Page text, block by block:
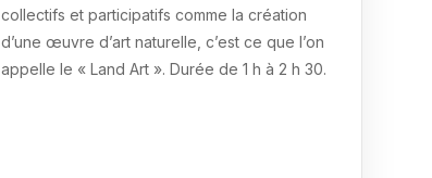
collectifs et participatifs comme la création
d’une œuvre d’art naturelle, c’est ce que l’on
appelle le « Land Art ». Durée de 1 h à 2 h 30.